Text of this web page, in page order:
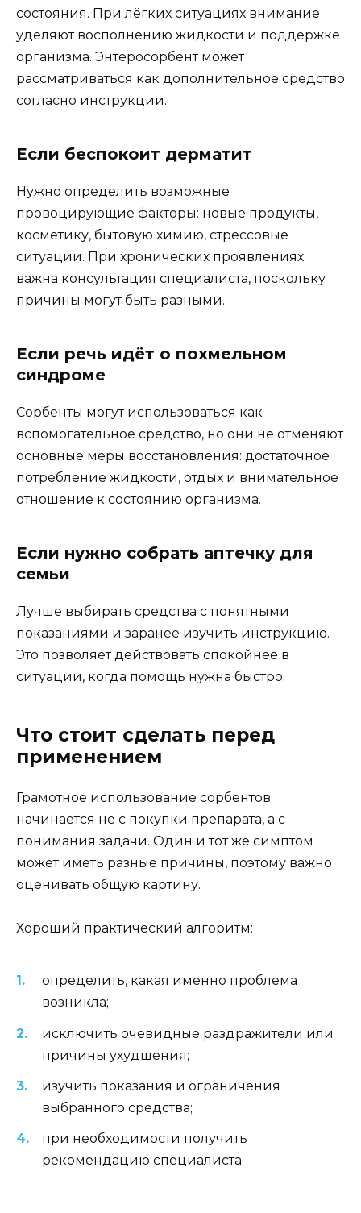
состояния. При лёгких ситуациях внимание
уделяют восполнению жидкости и поддержке
организма. Энтеросорбент может
рассматриваться как дополнительное средство
согласно инструкции.
Если беспокоит дерматит
Нужно определить возможные
провоцирующие факторы: новые продукты,
косметику, бытовую химию, стрессовые
ситуации. При хронических проявлениях
важна консультация специалиста, поскольку
причины могут быть разными.
Если речь идёт о похмельном
синдроме
Сорбенты могут использоваться как
вспомогательное средство, но они не отменяют
основные меры восстановления: достаточное
потребление жидкости, отдых и внимательное
отношение к состоянию организма.
Если нужно собрать аптечку для
семьи
Лучше выбирать средства с понятными
показаниями и заранее изучить инструкцию.
Это позволяет действовать спокойнее в
ситуации, когда помощь нужна быстро.
Что стоит сделать перед
применением
Грамотное использование сорбентов
начинается не с покупки препарата, а с
понимания задачи. Один и тот же симптом
может иметь разные причины, поэтому важно
оценивать общую картину.
Хороший практический алгоритм:
определить, какая именно проблема
возникла;
исключить очевидные раздражители или
причины ухудшения;
изучить показания и ограничения
выбранного средства;
при необходимости получить
рекомендацию специалиста.